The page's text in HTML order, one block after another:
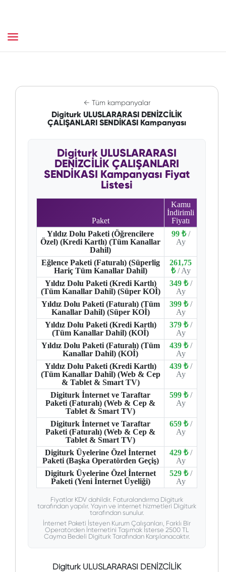
← Tüm kampanyalar
Digiturk ULUSLARARASI DENİZCİLİK
ÇALIŞANLARI SENDİKASI Kampanyası
Digiturk ULUSLARARASI
DENİZCİLİK ÇALIŞANLARI
SENDİKASI Kampanyası Fiyat
Listesi
Paket
Kamu
İndirimli
Fiyatı
Yıldız Dolu Paketi (Öğrencilere
Özel) (Kredi Kartlı) (Tüm Kanallar
Dahil)
99 ₺ /
Ay
Eğlence Paketi (Faturalı) (Süperlig
Hariç Tüm Kanallar Dahil)
261,75
₺ / Ay
Yıldız Dolu Paketi (Kredi Kartlı)
(Tüm Kanallar Dahil) (Süper KOİ)
349 ₺ /
Ay
Yıldız Dolu Paketi (Faturalı) (Tüm
Kanallar Dahil) (Süper KOİ)
399 ₺ /
Ay
Yıldız Dolu Paketi (Kredi Kartlı)
(Tüm Kanallar Dahil) (KOİ)
379 ₺ /
Ay
Yıldız Dolu Paketi (Faturalı) (Tüm
Kanallar Dahil) (KOİ)
439 ₺ /
Ay
Yıldız Dolu Paketi (Kredi Kartlı)
(Tüm Kanallar Dahil) (Web & Cep
& Tablet & Smart TV)
439 ₺ /
Ay
Digiturk İnternet ve Taraftar
Paketi (Faturalı) (Web & Cep &
Tablet & Smart TV)
599 ₺ /
Ay
Digiturk İnternet ve Taraftar
Paketi (Faturalı) (Web & Cep &
Tablet & Smart TV)
659 ₺ /
Ay
Digiturk Üyelerine Özel İnternet
Paketi (Başka Operatörden Geçiş)
429 ₺ /
Ay
Digiturk Üyelerine Özel İnternet
Paketi (Yeni İnternet Üyeliği)
529 ₺ /
Ay
Fiyatlar KDV dahildir. Faturalandırma Digiturk
tarafından yapılır. Yayın ve internet hizmetleri Digiturk
tarafından sunulur.
İnternet Paketi İsteyen Kurum Çalışanları, Farklı Bir
Operatörden İnternetini Taşımak İsterse 2500 TL
Cayma Bedeli Digiturk Tarafından Karşılanacaktır.
Digiturk ULUSLARARASI DENİZCİLİK